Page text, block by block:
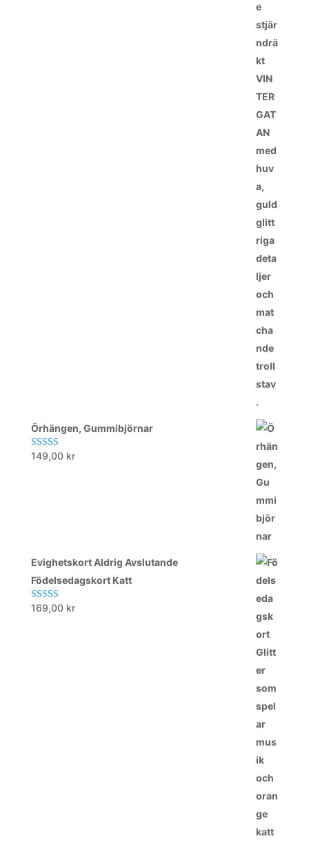
Örhängen, Gummibjörnar
Betygsatt
149,00 kr
Evighetskort Aldrig Avslutande
Födelsedagskort Katt
Betygsatt
169,00 kr